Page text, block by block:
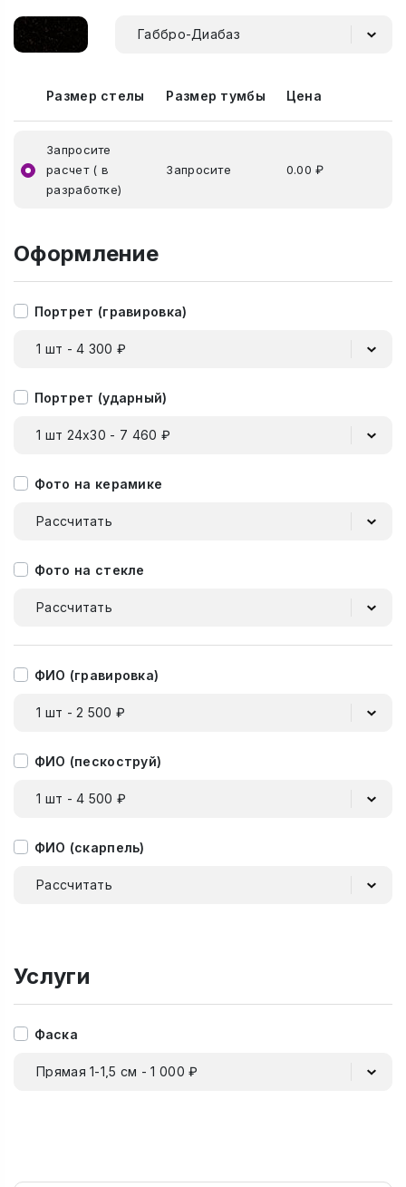
Габбро-Диабаз
Размер стелы Размер тумбы Цена
Запросите
расчет ( в
разработке)
Запросите 0.00 ₽
Оформление
Портрет (гравировка)
1 шт - 4 300 ₽
Портрет (ударный)
1 шт 24х30 - 7 460 ₽
Фото на керамике
Рассчитать
Фото на стекле
Рассчитать
ФИО (гравировка)
1 шт - 2 500 ₽
ФИО (пескоструй)
1 шт - 4 500 ₽
ФИО (скарпель)
Рассчитать
Услуги
Фаска
Прямая 1-1,5 см - 1 000 ₽